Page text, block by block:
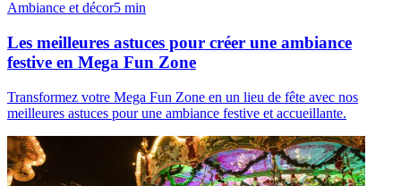
Ambiance et décor5 min
Les meilleures astuces pour créer une ambiance
festive en Mega Fun Zone
Transformez votre Mega Fun Zone en un lieu de fête avec nos
meilleures astuces pour une ambiance festive et accueillante.